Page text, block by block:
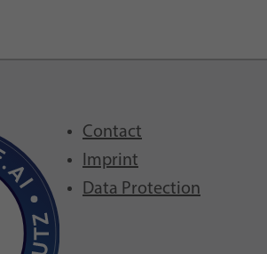
Contact
Imprint
Data Protection